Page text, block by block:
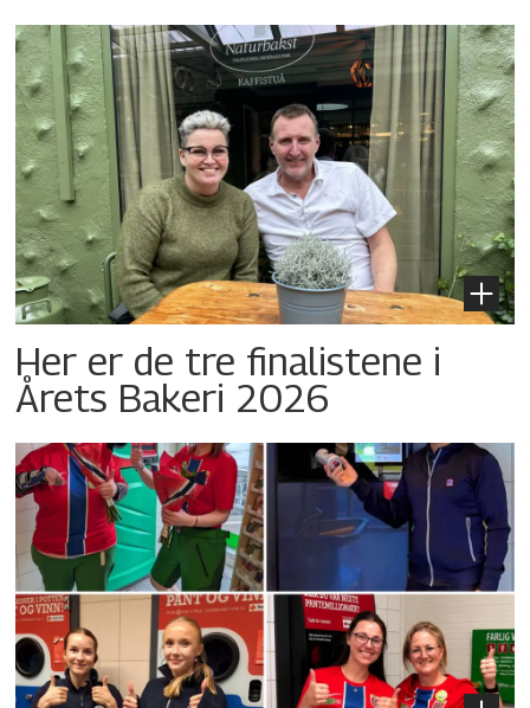
Her er de tre finalistene i
Årets Bakeri 2026